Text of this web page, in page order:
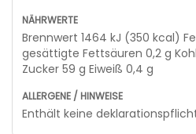
Brennwert 1464 kJ (350 kcal)
gesättigte Fettsäuren 0,2 g
Zucker 59 g Eiweiß 0,4 g
Enthält keine